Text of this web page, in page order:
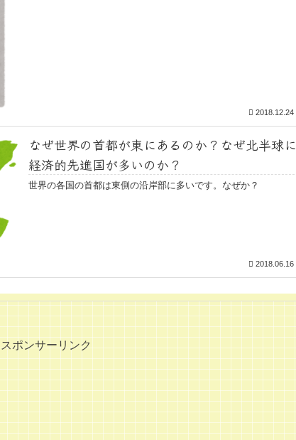
2018.12.24
なぜ世界の首都が東にあるのか？なぜ北半球に
経済的先進国が多いのか？
世界の各国の首都は東側の沿岸部に多いです。なぜか？
2018.06.16
スポンサーリンク